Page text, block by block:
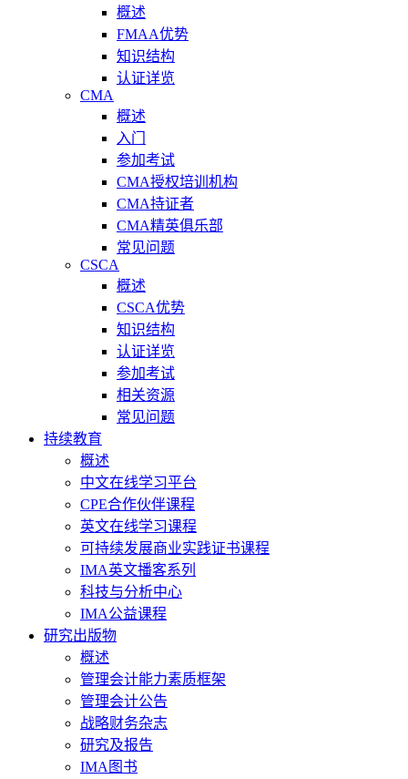
概述
FMAA优势
知识结构
认证详览
CMA
概述
入门
参加考试
CMA授权培训机构
CMA持证者
CMA精英俱乐部
常见问题
CSCA
概述
CSCA优势
知识结构
认证详览
参加考试
相关资源
常见问题
持续教育
概述
中文在线学习平台
CPE合作伙伴课程
英文在线学习课程
可持续发展商业实践证书课程
IMA英文播客系列
科技与分析中心
IMA公益课程
研究出版物
概述
管理会计能力素质框架
管理会计公告
战略财务杂志
研究及报告
IMA图书